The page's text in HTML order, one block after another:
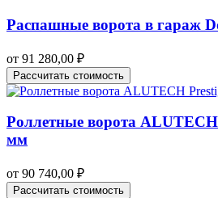
Распашные ворота в гараж
от 91 280,00 ₽
Рассчитать стоимость
Роллетные ворота ALUTECH
мм
от 90 740,00 ₽
Рассчитать стоимость